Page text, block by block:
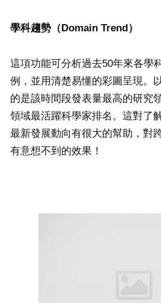
學科趨勢（ Domain Trend）
這項功能可分析過去50年來各學
例，並用清楚易懂的彩圖呈現。
的是該時間段發表量最高的研究
領域最活躍科學家排名。這對了
最新發展動向有很大的幫助，對
有意想不到的效果！